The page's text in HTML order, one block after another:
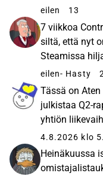
eilen 13
7 viikkoa
siltä, että nyt
Steamissa
eilen- Hasty
Tässä on
julkistaa Q2-
yhtiön
4.8.2026 klo
Heinäkuussa